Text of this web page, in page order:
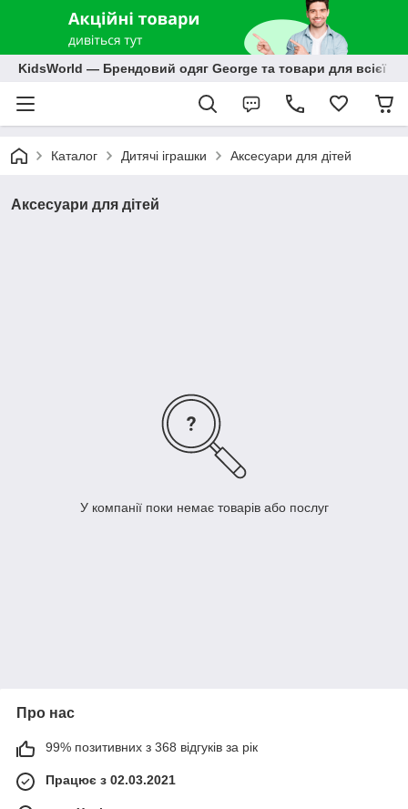
KidsWorld — Брендовий одяг George та товари для всієї
Каталог Дитячі іграшки Аксесуари для дітей
Аксесуари для дітей
У компанії поки немає товарів або послуг
Про нас
99% позитивних з 368 відгуків за рік
Працює з 02.03.2021